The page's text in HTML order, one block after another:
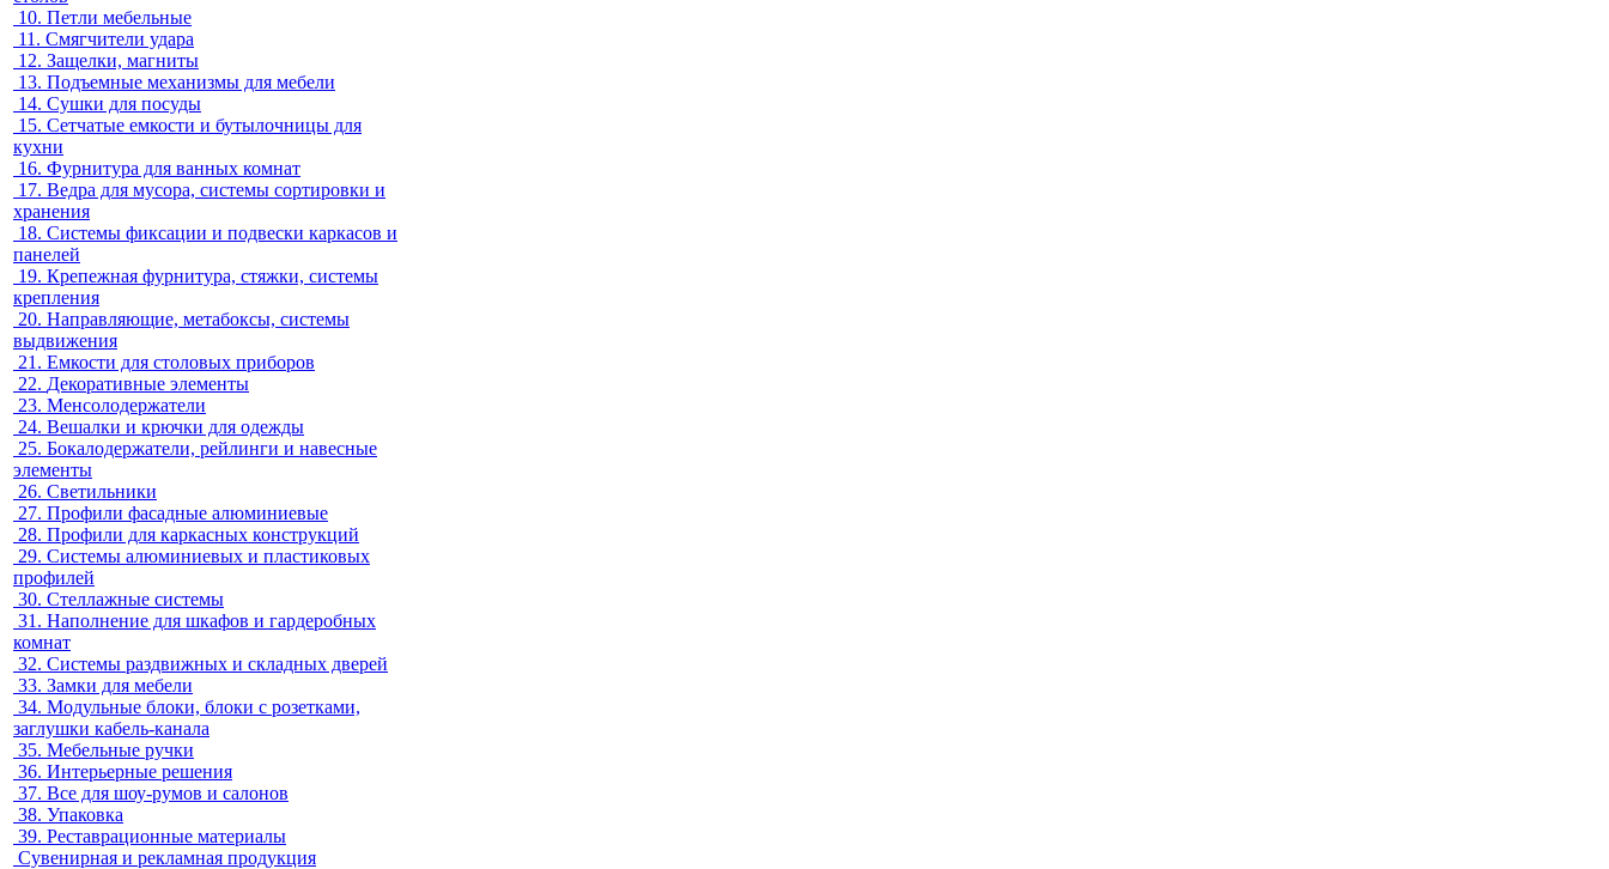
10. Петли мебельные
11. Смягчители удара
12. Защелки, магниты
13. Подъемные механизмы для мебели
14. Сушки для посуды
15. Сетчатые емкости и бутылочницы для
кухни
16. Фурнитура для ванных комнат
17. Ведра для мусора, системы сортировки и
хранения
18. Системы фиксации и подвески каркасов и
панелей
19. Крепежная фурнитура, стяжки, системы
крепления
20. Направляющие, метабоксы, системы
выдвижения
21. Емкости для столовых приборов
22. Декоративные элементы
23. Менсолодержатели
24. Вешалки и крючки для одежды
25. Бокалодержатели, рейлинги и навесные
элементы
26. Светильники
27. Профили фасадные алюминиевые
28. Профили для каркасных конструкций
29. Системы алюминиевых и пластиковых
профилей
30. Стеллажные системы
31. Наполнение для шкафов и гардеробных
комнат
32. Системы раздвижных и складных дверей
33. Замки для мебели
34. Модульные блоки, блоки с розетками,
заглушки кабель-канала
35. Мебельные ручки
36. Интерьерные решения
37. Все для шоу-румов и салонов
38. Упаковка
39. Реставрационные материалы
Сувенирная и рекламная продукция